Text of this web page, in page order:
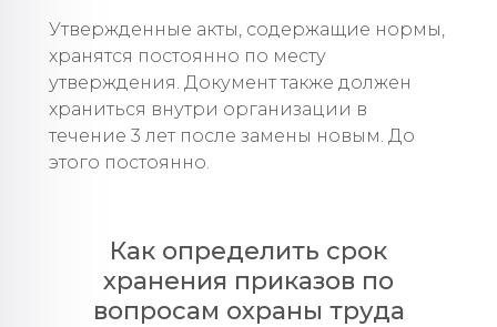
Утвержденные акты, содержащие нормы,
хранятся постоянно по месту
утверждения. Документ также должен
храниться внутри организации в
течение 3 лет после замены новым. До
этого постоянно.
Как определить срок
хранения приказов по
вопросам охраны труда